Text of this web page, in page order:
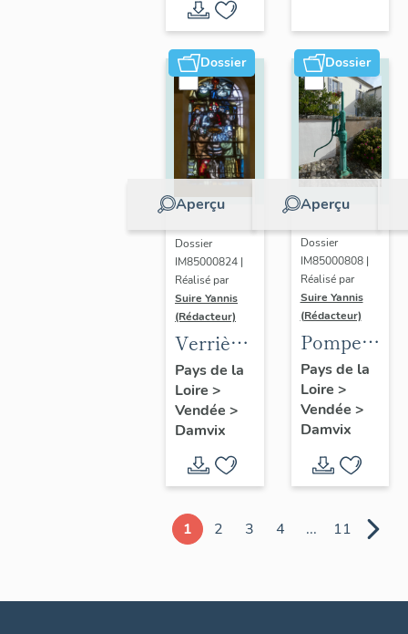
mutuels
de
Damvix
Dossier
Aperçu
Dossier
IM85000824 |
Réalisé par
Suire Yannis
(Rédacteur)
Verrières
(ensemble
de 13) :
paraboles,
de la vie
de Jésus
et de la
vie de
Pays de la
Loire >
Vendée >
Damvix
Dossier
Aperçu
Dossier
IM85000808 |
Réalisé par
Suire Yannis
(Rédacteur)
Pompe à
eau ;
place
André-
Pays de la
Loire >
Vendée >
Damvix
1 2 3 4 ... 11